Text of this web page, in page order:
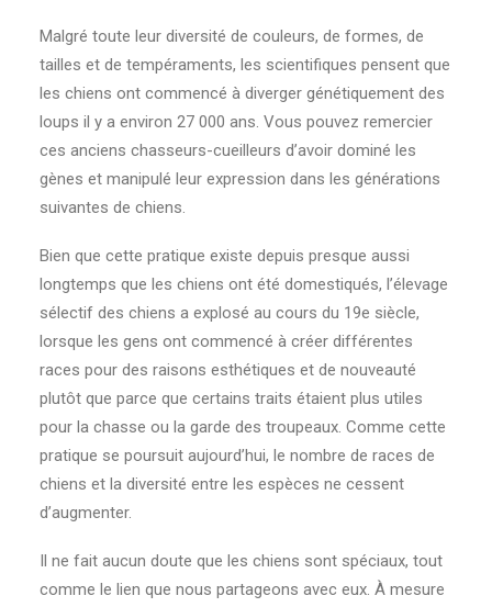
Malgré toute leur diversité de couleurs, de formes, de
tailles et de tempéraments, les scientifiques pensent que
les chiens ont commencé à diverger génétiquement des
loups il y a environ 27 000 ans. Vous pouvez remercier
ces anciens chasseurs-cueilleurs d’avoir dominé les
gènes et manipulé leur expression dans les générations
suivantes de chiens.
Bien que cette pratique existe depuis presque aussi
longtemps que les chiens ont été domestiqués, l’élevage
sélectif des chiens a explosé au cours du 19e siècle,
lorsque les gens ont commencé à créer différentes
races pour des raisons esthétiques et de nouveauté
plutôt que parce que certains traits étaient plus utiles
pour la chasse ou la garde des troupeaux. Comme cette
pratique se poursuit aujourd’hui, le nombre de races de
chiens et la diversité entre les espèces ne cessent
d’augmenter.
Il ne fait aucun doute que les chiens sont spéciaux, tout
comme le lien que nous partageons avec eux. À mesure